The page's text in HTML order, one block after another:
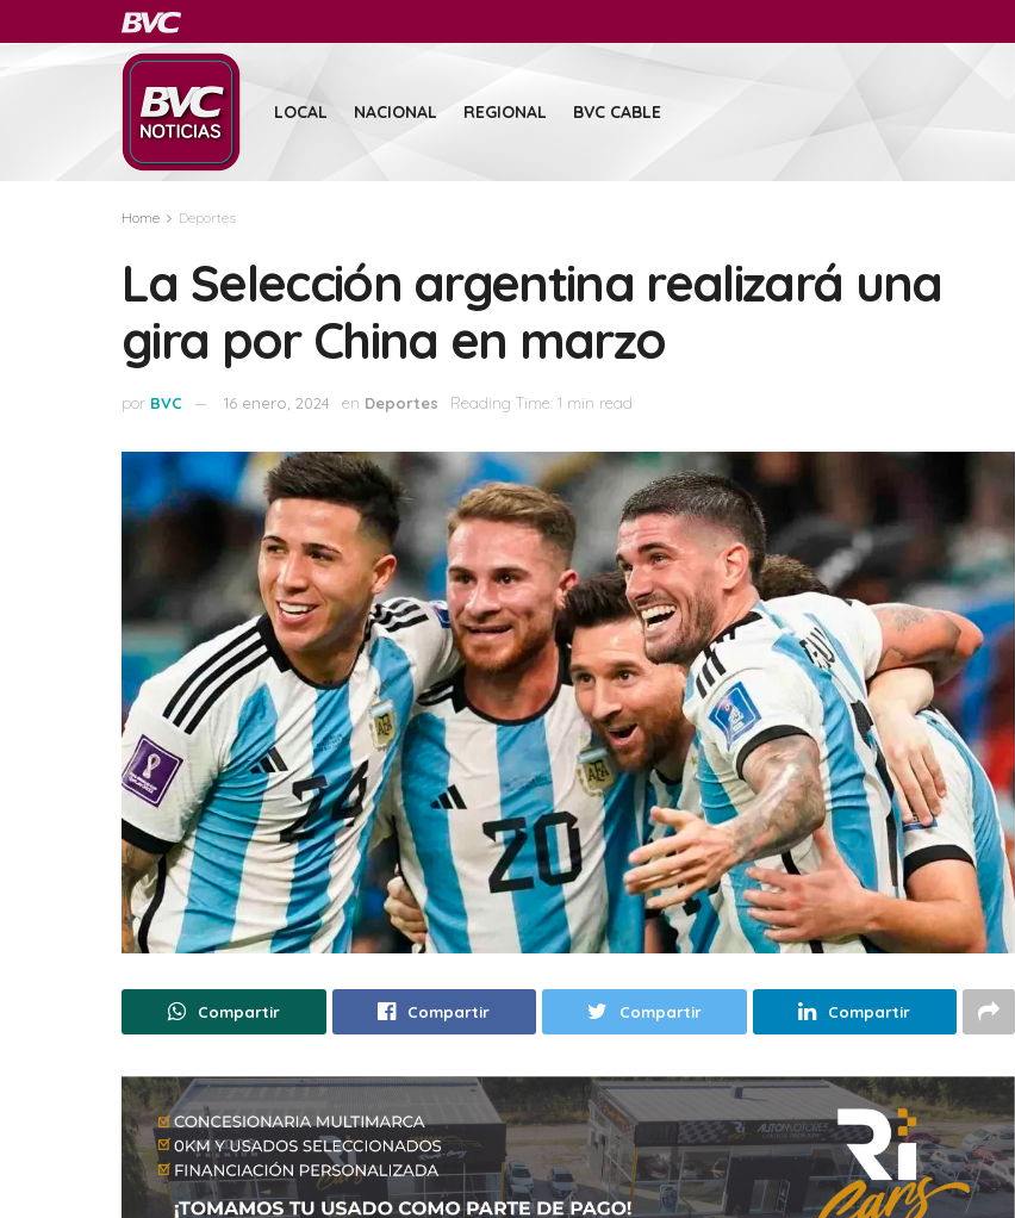
LOCAL NACIONAL REGIONAL BVC CABLE
Home Deportes
La Selección argentina realizará una
gira por China en marzo
por BVC 16 enero, 2024 en Deportes Reading Time: 1 min read
Compartir Compartir Compartir Compartir